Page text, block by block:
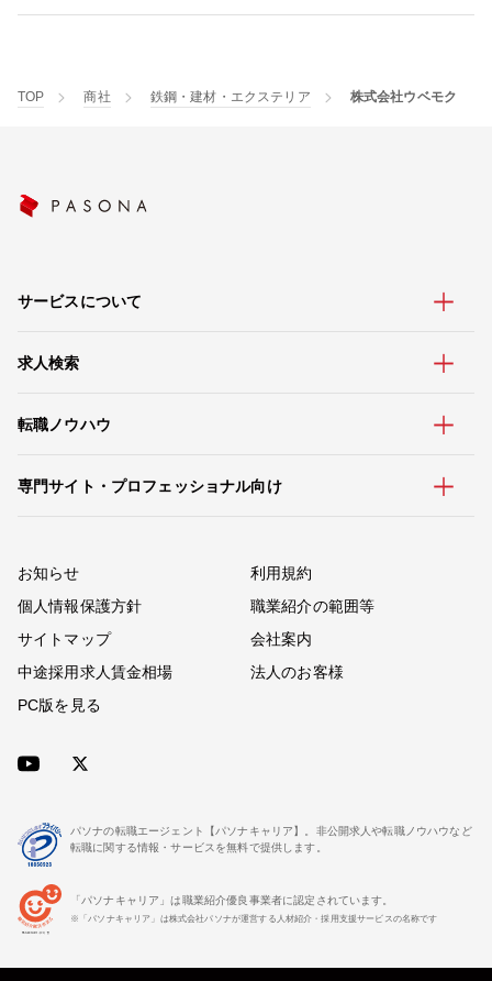
TOP 商社 鉄鋼・建材・エクステリア 株式会社ウベモク
サービスについて
求人検索
転職ノウハウ
専門サイト・プロフェッショナル向け
お知らせ
利用規約
個人情報保護方針
職業紹介の範囲等
サイトマップ
会社案内
中途採用求人賃金相場
法人のお客様
PC版を見る
パソナの転職エージェント【パソナキャリア】。非公開求人や転職ノウハウなど
転職に関する情報・サービスを無料で提供します。
「パソナキャリア」は職業紹介優良事業者に認定されています。
※「パソナキャリア」は株式会社パソナが運営する人材紹介・採用支援サービスの名称です